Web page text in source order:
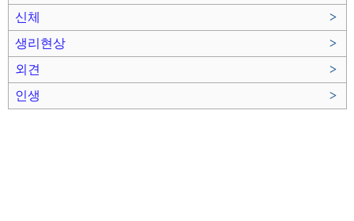
신체
>
생리현상
>
외견
>
인생
>